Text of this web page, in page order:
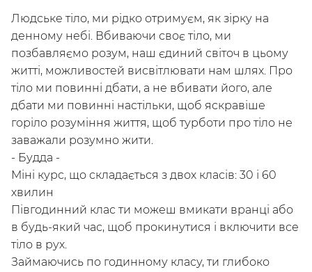
Людське тіло, ми рідко отримуєм, як зірку на
денному небі. Вбиваючи своє тіло, ми
позбавляємо розум, наш єдиний світоч в цьому
житті, можливостей висвітлювати нам шлях. Про
тіло ми повинні дбати, а не вбивати його, але
дбати ми повинні настільки, щоб яскравіше
горіло розуміння життя, щоб турботи про тіло не
заважали розумно жити.
- Будда -
Міні курс, що складається з двох класів: 30 і 60
хвилин
Півгодинний клас ти можеш вмикати вранці або
в будь-який час, щоб прокинутися і включити все
тіло в рух.
Займаючись по годинному класу, ти глибоко